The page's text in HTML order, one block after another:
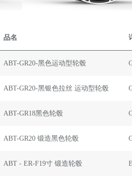
品名
ABT-GR20-黑色运动型轮毂
ABT-GR20-黑银色拉丝 运动型轮毂
ABT-GR18黑色轮毂
ABT-GR20 锻造黑色轮毂
ABT - ER-F19寸 锻造轮毂